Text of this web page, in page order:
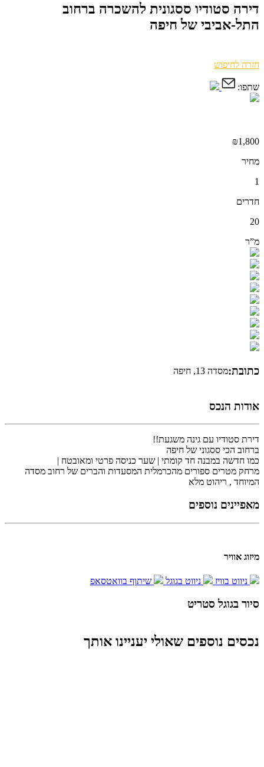
דירה סטודיו ססגונית להשכרה ברחוב
התל-אביבי של חיפה
חזרה לחיפוש
שתפו:
₪1,800
מחיר
1
חדרים
20
מ”ר
כתובת:מסדה 13, חיפה
אודות הנכס
דירת סטודיו עם גינה משגעת!!
ברחוב הכי ססגוני של חיפה
כמו חדשה במבנה חד קומתי | שער כניסה פרטי ומאובטח |
מרחק מטרים ספורים מהכרמלית המסעדות והברים של רחוב מסדה
המיוחד , ריהוט מלא
מאפיינים נוספים
מיזוג אוויר
ניווט בוויז ניווט בגוגל שיתוף בוואטסאפ
סיור בגוגל סטריט
נכסים נוספים שאולי יעניינו אותך